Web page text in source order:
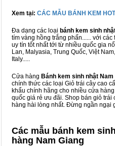
Xem tại: CÁC MẪU BÁNH KEM
Đa dạng các loại bánh kem sinh
tím vàng hồng trắng phấn...... với
uy tín tốt nhất tới từ nhiều quốc gia
Lan, Malyasia, Trung Quốc, Việt
Italy.....
Cửa hàng Bánh kem sinh nhật Nam
chính thức các loại Giỏ trái cây cao
khẩu chính hãng cho nhiều cửa
quốc giá rẻ ưu đãi. Shop bán giỏ trái
hàng hài lòng nhất. Đừng ngần ngại
Các mẫu bánh kem
hàng Nam Giang